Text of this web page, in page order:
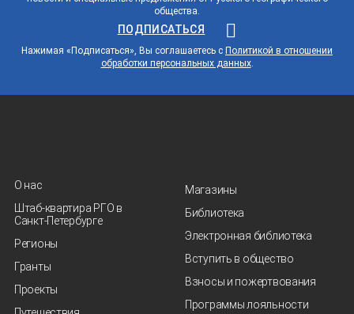
общества.
ПОДПИСАТЬСЯ
Нажимая «Подписаться», Вы соглашаетесь с Политикой в отношении
обработки персональных данных.
О нас
Штаб-квартира РГО в
Санкт‑Петербурге
Регионы
Гранты
Проекты
Магазины
Библиотека
Электронная библиотека
Вступить в общество
Взносы и пожертвования
Программы лояльности